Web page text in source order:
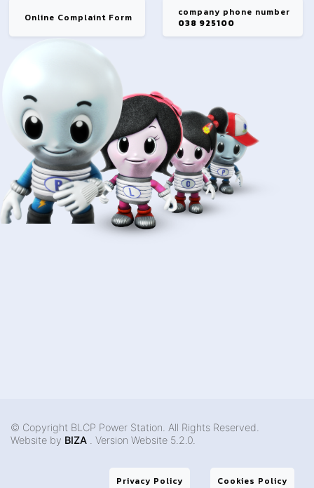
Online Complaint Form
company phone number
038 925100
© Copyright BLCP Power Station. All Rights Reserved.
Website by BIZA . Version Website 5.2.0.
Privacy Policy Cookies Policy